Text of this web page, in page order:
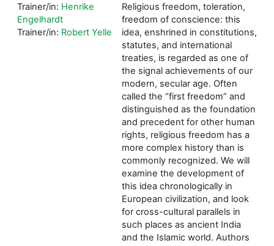
Religious freedom, toleration,
freedom of conscience: this
idea, enshrined in constitutions,
statutes, and international
treaties, is regarded as one of
the signal achievements of our
modern, secular age. Often
called the “first freedom” and
distinguished as the foundation
and precedent for other human
rights, religious freedom has a
more complex history than is
commonly recognized. We will
examine the development of
this idea chronologically in
European civilization, and look
for cross-cultural parallels in
such places as ancient India
and the Islamic world. Authors
Trainer/in: Henrike
Engelhardt
Trainer/in: Robert Yelle